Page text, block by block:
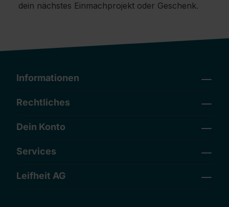
dein nächstes Einmachprojekt oder Geschenk.
Informationen
Rechtliches
Dein Konto
Services
Leifheit AG